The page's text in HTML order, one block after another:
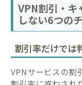
VPN割引・キ
しない6つの
割引率だけでは
VPNサービスの割